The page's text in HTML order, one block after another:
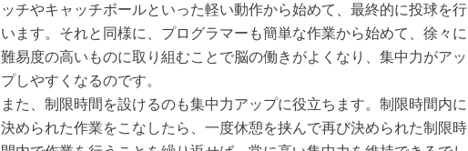
ッチやキャッチボールといった軽い動作から始めて、最終的に投球を行
います。それと同様に、プログラマーも簡単な作業から始めて、徐々に
難易度の高いものに取り組むことで脳の働きがよくなり、集中力がアッ
プしやすくなるのです。
また、制限時間を設けるのも集中力アップに役立ちます。制限時間内に
決められた作業をこなしたら、一度休憩を挟んで再び決められた制限時